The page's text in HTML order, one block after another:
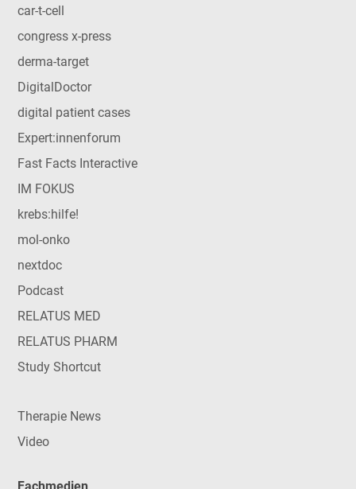
car-t-cell
congress x-press
derma-target
DigitalDoctor
digital patient cases
Expert:innenforum
Fast Facts Interactive
IM FOKUS
krebs:hilfe!
mol-onko
nextdoc
Podcast
RELATUS MED
RELATUS PHARM
Study Shortcut
Therapie News
Video